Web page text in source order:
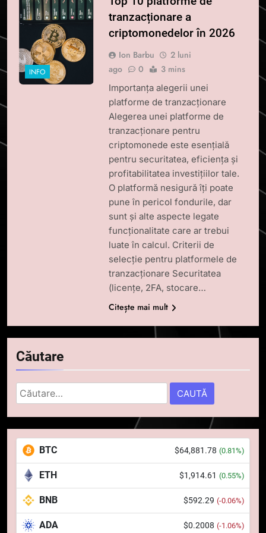
INFO
tranzacționare a
criptomonedelor în 2026
Ion Barbu
2 luni
ago
0 3 mins
Importanța alegerii unei
platforme de tranzacționare
Alegerea unei platforme de
tranzacționare pentru
criptomonede este esențială
pentru securitatea, eficiența și
profitabilitatea investițiilor tale.
O platformă nesigură îți poate
pune în pericol fondurile, dar
sunt și alte aspecte legate
funcționalitate care ar trebui
luate în calcul. Criterii de
selecție pentru platformele de
tranzacționare Securitatea
(licențe, 2FA, stocare…
Citește mai mult
Căutare
Caută
după:
BTC $64,881.78 (0.81%)
ETH $1,914.61 (0.55%)
BNB $592.29 (-0.06%)
ADA $0.2008 (-1.06%)
5
dolari cu sprijinul Ripple, apoi a
pierdut jumătate din aceștia
într-un atac cibernetic în mai
6
Banii digitali și arhitectura
încrederii: O nouă viziune asupra
STIRI
7